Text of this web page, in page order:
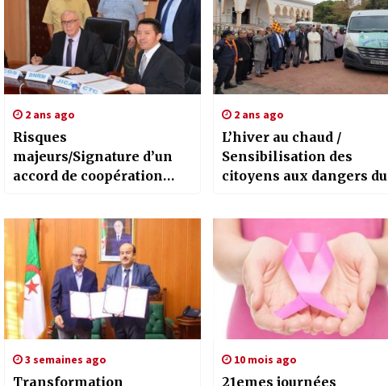
2 ans ago
Risques
majeurs/Signature d’un
accord de coopération
2 ans ago
L’hiver au chaud /
Sensibilisation des
citoyens aux dangers du
3 semaines ago
Transformation
10 mois ago
21emes journées